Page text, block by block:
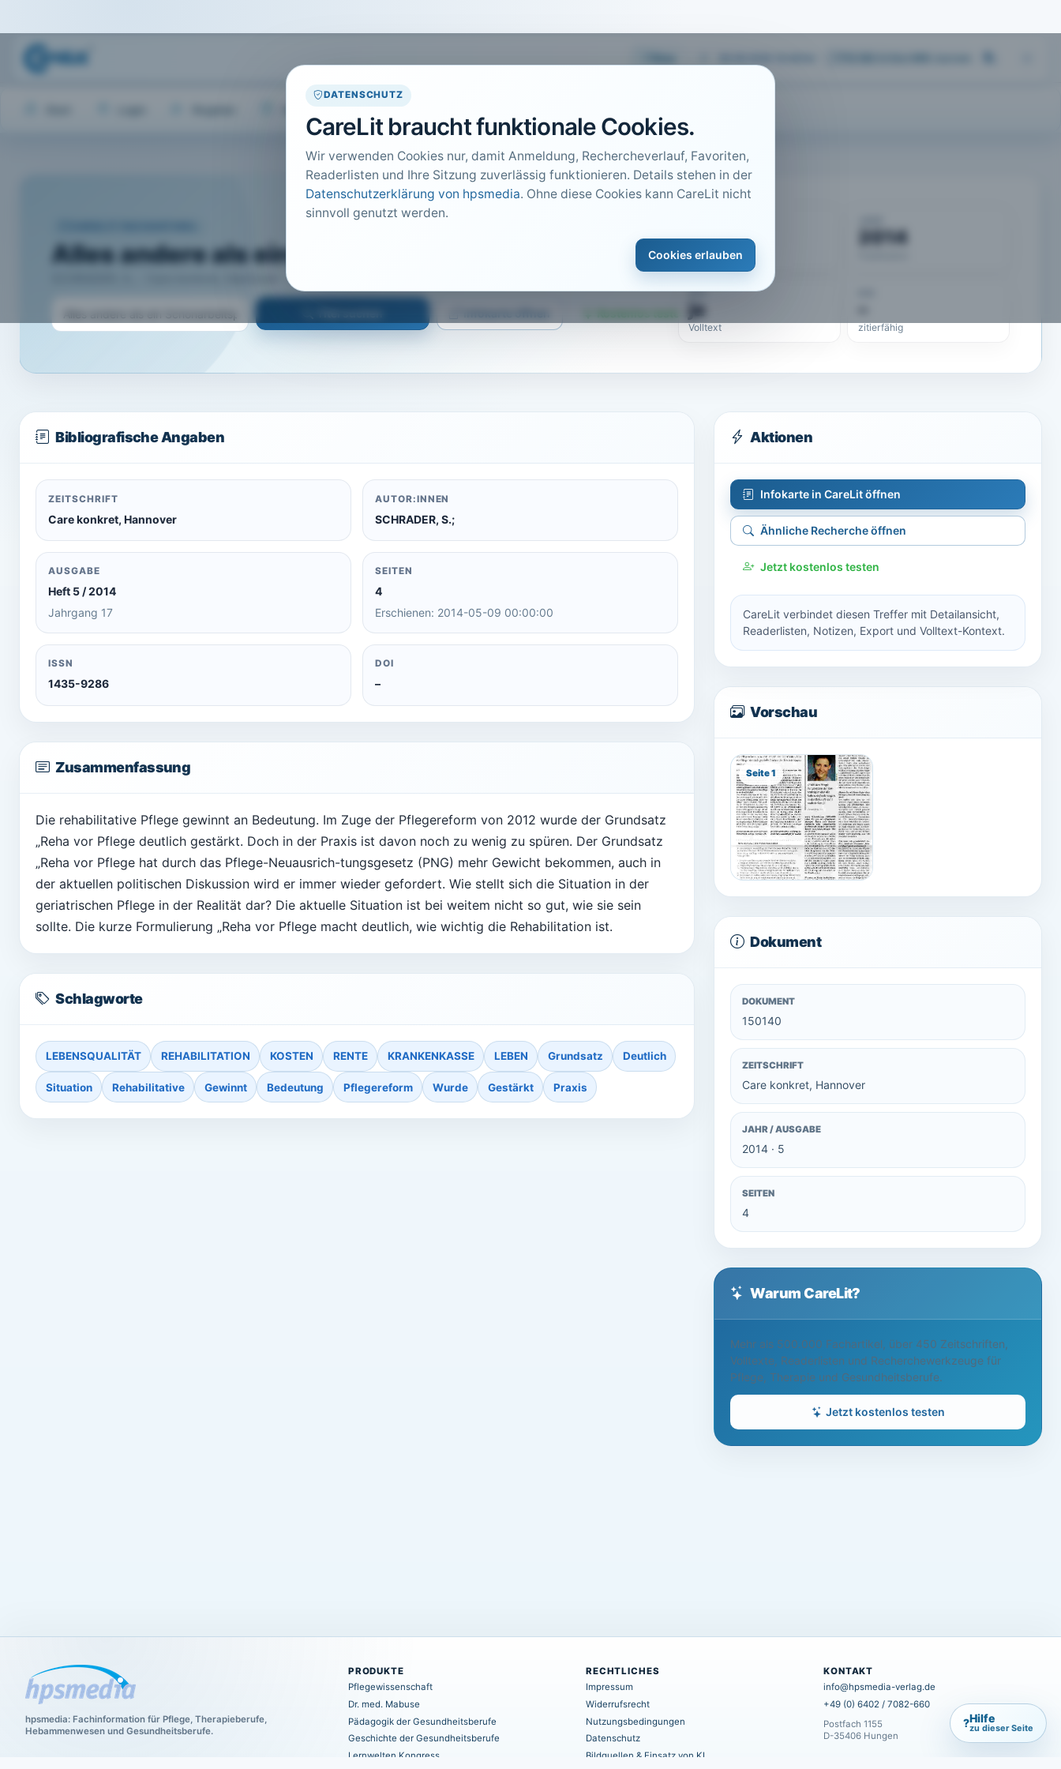
DATENSCHUTZ
CareLit braucht funktionale Cookies.
Wir verwenden Cookies nur, damit Anmeldung, Rechercheverlauf, Favoriten,
Readerlisten und Ihre Sitzung zuverlässig funktionieren. Details stehen in der
Datenschutzerklärung von hpsmedia. Ohne diese Cookies kann CareLit nicht
sinnvoll genutzt werden.
Cookies erlauben
Alles andere als ein Schonarbeitsplatz
SCHRADER, S.; · Care konkret, Hannover · 2014 · Heft 5 · S. 4
150140
CareLit-ID
2014
PDF
ja
Volltext zitierfähig
Bibliografische Angaben
ZEITSCHRIFT
Care konkret, Hannover
AUTOR:INNEN
SCHRADER, S.;
AUSGABE
Heft 5 / 2014
Jahrgang 17
SEITEN
4
Erschienen: 2014-05-09 00:00:00
ISSN
1435-9286
DOI
–
Zusammenfassung
Die rehabilitative Pflege gewinnt an Bedeutung. Im Zuge der Pflegereform von 2012 wurde der Grundsatz
„Reha vor Pflege deutlich gestärkt. Doch in der Praxis ist davon noch zu wenig zu spüren. Der Grundsatz
„Reha vor Pflege hat durch das Pflege-Neuausrich-tungsgesetz (PNG) mehr Gewicht bekommen, auch in
der aktuellen politischen Diskussion wird er immer wieder gefordert. Wie stellt sich die Situation in der
geriatrischen Pflege in der Realität dar? Die aktuelle Situation ist bei weitem nicht so gut, wie sie sein
sollte. Die kurze Formulierung „Reha vor Pflege macht deutlich, wie wichtig die Rehabilitation ist.
Schlagworte
LEBENSQUALITÄT REHABILITATION KOSTEN RENTE KRANKENKASSE LEBEN Grundsatz Deutlich
Situation Rehabilitative Gewinnt Bedeutung Pflegereform Wurde Gestärkt Praxis
Aktionen
Infokarte in CareLit öffnen
Ähnliche Recherche öffnen
Jetzt kostenlos testen
CareLit verbindet diesen Treffer mit Detailansicht,
Readerlisten, Notizen, Export und Volltext-Kontext.
Vorschau
Seite 1
Dokument
DOKUMENT
150140
ZEITSCHRIFT
Care konkret, Hannover
JAHR / AUSGABE
2014 · 5
SEITEN
4
Warum CareLit?
Mehr als 500.000 Fachartikel, über 450 Zeitschriften,
Volltexte, Readerlisten und Recherchewerkzeuge für
Pflege, Therapie und Gesundheitsberufe.
Jetzt kostenlos testen
hpsmedia: Fachinformation für Pflege, Therapieberufe,
Hebammenwesen und Gesundheitsberufe.
PRODUKTE
Pflegewissenschaft
Dr. med. Mabuse
Pädagogik der Gesundheitsberufe
Geschichte der Gesundheitsberufe
Lernwelten Kongress
RECHTLICHES
Impressum
Widerrufsrecht
Nutzungsbedingungen
Datenschutz
Bildquellen & Einsatz von KI
KONTAKT
info@hpsmedia-verlag.de
+49 (0) 6402 / 7082-660
Postfach 1155
D-35406 Hungen
?Hilfe
zu dieser Seite